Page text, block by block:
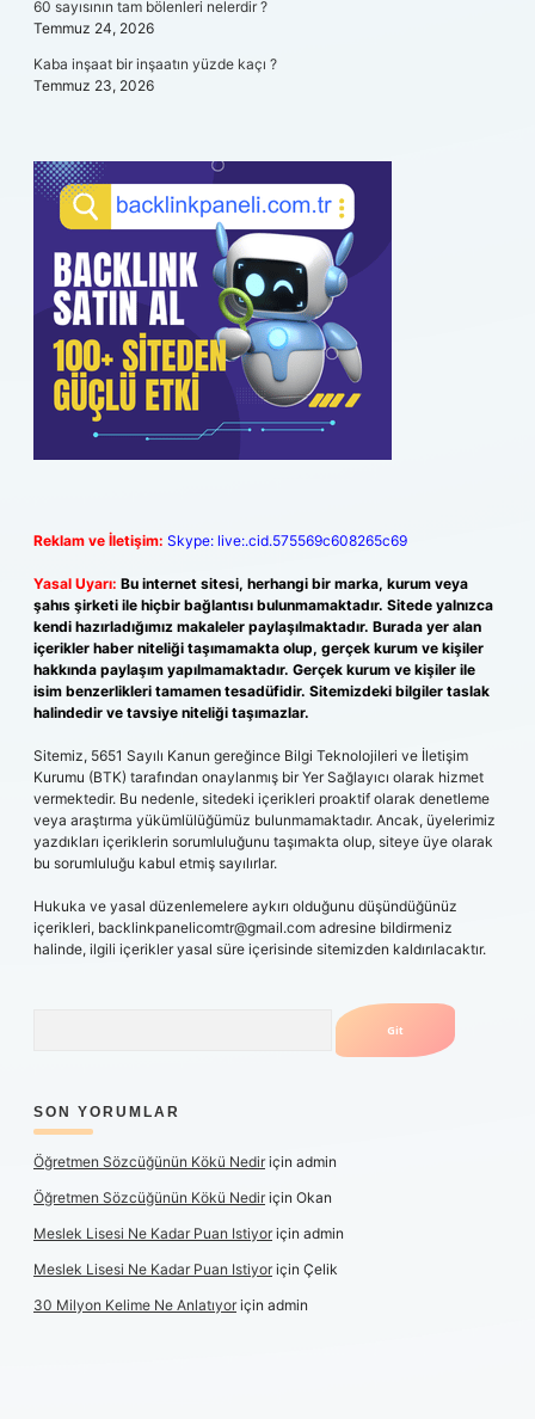
60 sayısının tam bölenleri nelerdir ?
Temmuz 24, 2026
Kaba inşaat bir inşaatın yüzde kaçı ?
Temmuz 23, 2026
Reklam ve İletişim: Skype: live:.cid.575569c608265c69
Yasal Uyarı: Bu internet sitesi, herhangi bir marka, kurum veya
şahıs şirketi ile hiçbir bağlantısı bulunmamaktadır. Sitede yalnızca
kendi hazırladığımız makaleler paylaşılmaktadır. Burada yer alan
içerikler haber niteliği taşımamakta olup, gerçek kurum ve kişiler
hakkında paylaşım yapılmamaktadır. Gerçek kurum ve kişiler ile
isim benzerlikleri tamamen tesadüfidir. Sitemizdeki bilgiler taslak
halindedir ve tavsiye niteliği taşımazlar.
Sitemiz, 5651 Sayılı Kanun gereğince Bilgi Teknolojileri ve İletişim
Kurumu (BTK) tarafından onaylanmış bir Yer Sağlayıcı olarak hizmet
vermektedir. Bu nedenle, sitedeki içerikleri proaktif olarak denetleme
veya araştırma yükümlülüğümüz bulunmamaktadır. Ancak, üyelerimiz
yazdıkları içeriklerin sorumluluğunu taşımakta olup, siteye üye olarak
bu sorumluluğu kabul etmiş sayılırlar.
Hukuka ve yasal düzenlemelere aykırı olduğunu düşündüğünüz
içerikleri, backlinkpanelicomtr@gmail.com adresine bildirmeniz
halinde, ilgili içerikler yasal süre içerisinde sitemizden kaldırılacaktır.
SON YORUMLAR
Öğretmen Sözcüğünün Kökü Nediriçin admin
Öğretmen Sözcüğünün Kökü Nediriçin Okan
Meslek Lisesi Ne Kadar Puan Istiyoriçin admin
Meslek Lisesi Ne Kadar Puan Istiyoriçin Çelik
30 Milyon Kelime Ne Anlatıyoriçin admin